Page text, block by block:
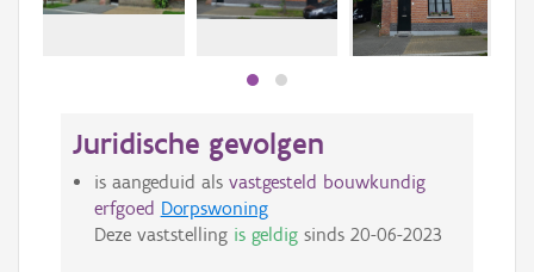
Juridische gevolgen
is aangeduid als vastgesteld bouwkundig
erfgoed Dorpswoning
Deze vaststelling is geldigsinds 20-06-2023